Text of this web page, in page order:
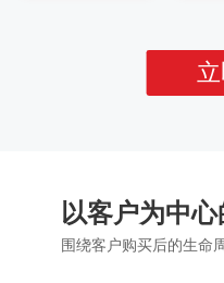
以客户为中
围绕客户购买后的生命